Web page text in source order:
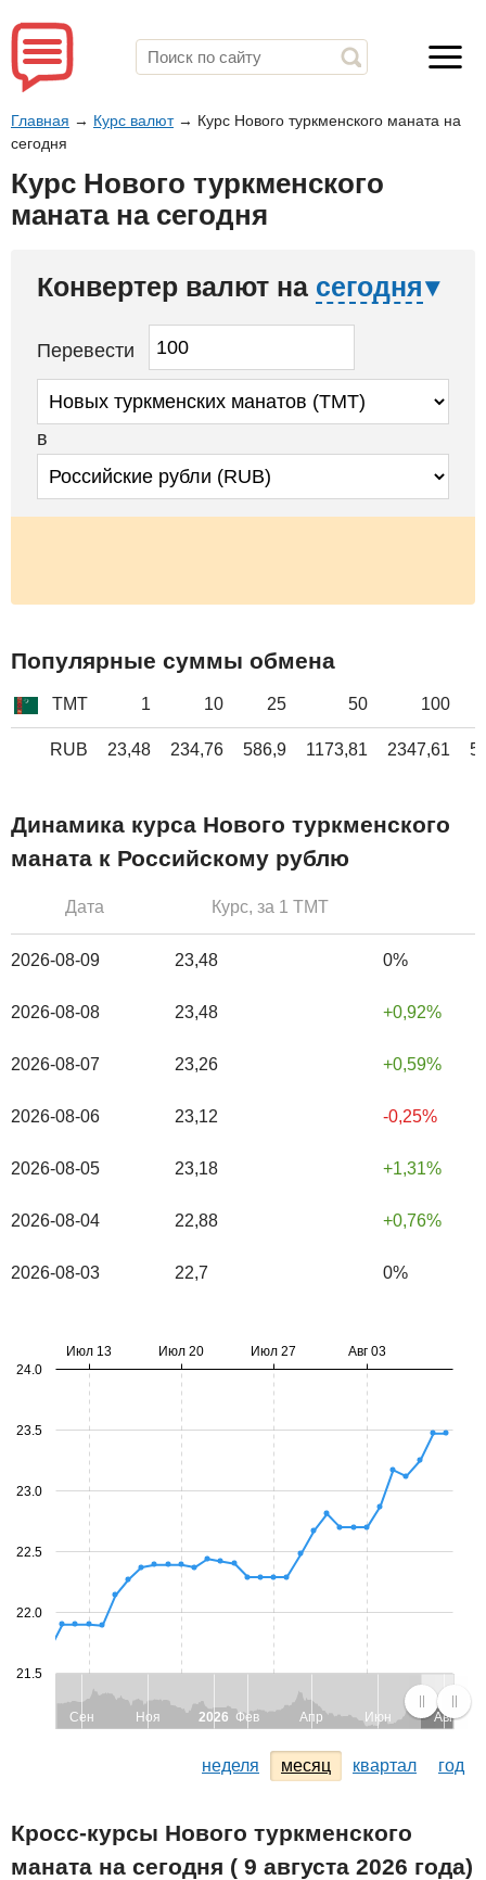
Главная → Курс валют→ Курс Нового туркменского маната на
сегодня
Курс Нового туркменского
маната на сегодня
Конвертер валют на сегодня
Перевести
в
Популярные суммы обмена
TMT 1 10 25 50 100
RUB 23,48 234,76 586,9 1173,81 2347,61
Динамика курса Нового туркменского
маната к Российскому рублю
Дата Курс, за 1 TMT
2026-08-09 23,48 0%
2026-08-08 23,48 0,92%
2026-08-07 23,26 0,59%
2026-08-06 23,12 -0,25%
2026-08-05 23,18 1,31%
2026-08-04 22,88 0,76%
2026-08-03 22,7 0%
Сен Ноя 2026 Фев Апр Июн Авг
Июл 13 Июл 20 Июл 27 Авг 03
21.5
22.0
22.5
23.0
23.5
24.0
неделя месяц квартал год
Кросс-курсы Нового туркменского
маната на сегодня ( 9 августа 2026 года)